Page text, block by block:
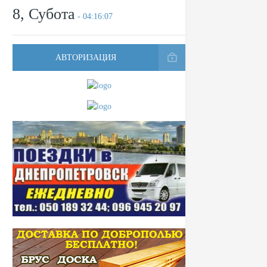
8, Субота - 04:16:07
АВТОРИЗАЦИЯ